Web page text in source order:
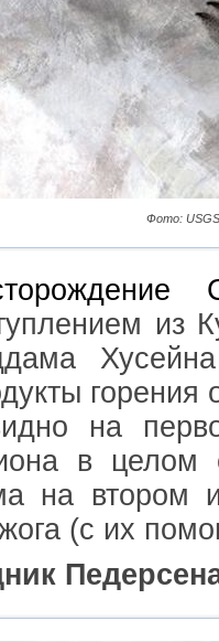
Фото: USGS
из
горения
на
в целом
на втором
(с их